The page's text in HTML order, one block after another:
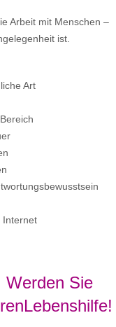
Arbeit mit Menschen –
ist.
Art
Internet
Werden Sie